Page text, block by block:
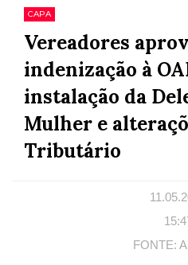
CAPA
Vereadores
indenização à
instalação da
Mulher e
Tributário
FONTE: